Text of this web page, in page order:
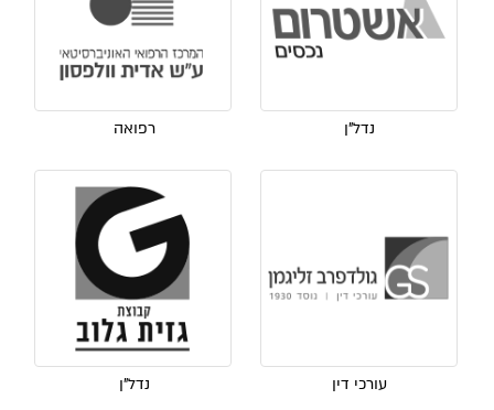
נדל"ן רפואה
עורכי דין נדל"ן